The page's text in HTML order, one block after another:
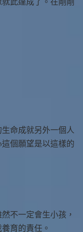
命成就另外一個人
個願望是以這樣的
不一定會生小孩，
育的責任。